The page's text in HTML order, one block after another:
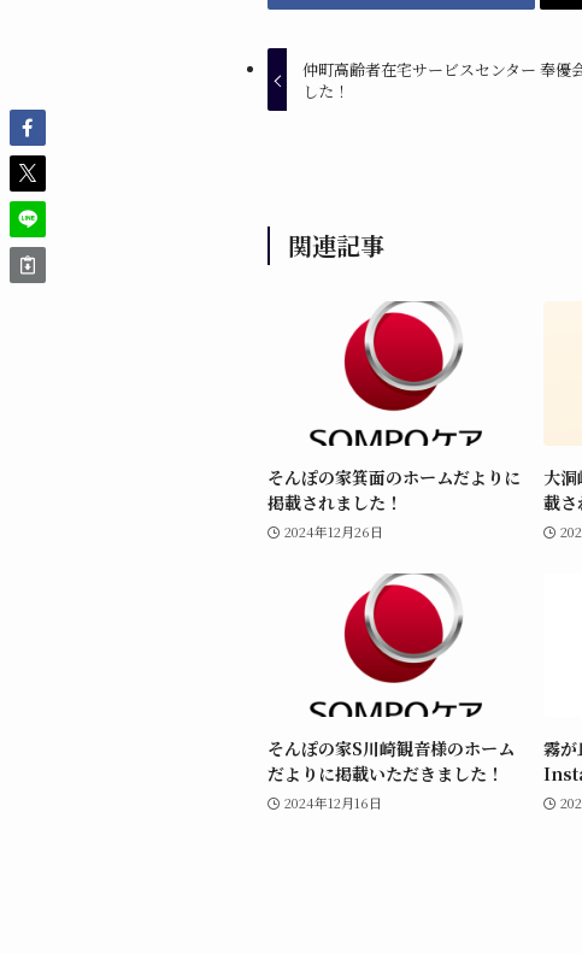
仲町高齢者在宅サービスセンター 奉
した！
関連記事
そんぽの家箕面のホームだよりに
掲載されました！
2024年12月26日
大
載さ
そんぽの家S川崎観音様のホーム
だよりに掲載いただきました！
2024年12月16日
霧が